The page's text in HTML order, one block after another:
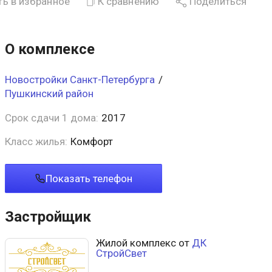
О комплексе
Новостройки Санкт-Петербурга /
Пушкинский район
Срок сдачи 1 дома: 2017
Класс жилья: Комфорт
Показать телефон
Застройщик
Жилой комплекс от ДК
СтройСвет